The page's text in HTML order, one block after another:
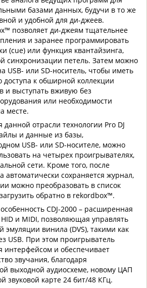
базами данных, будучи в то же
и удобной для ди-джеев.
позволяет ди-джеям тщательнее
и заранее программировать
(cue) или функция квантайзинга,
синхронизации петель. Затем можно
USB- или SD-носитель, чтобы иметь
доступа к обширной коллекции
и выступать вживую без
или необходимости
месте.
данной отрасли технологии Pro DJ
и данные из базы,
USB- или SD-носителе, можно
на четырех проигрывателях,
сети. Кроме того, после
автоматически сохраняется журнал,
можно преобразовать в список
обратно в rekordbox™.
CDJ-2000 – расширенная
и MIDI, позволяющая управлять
винила (DVS), такими как
USB. При этом проигрыватель
интерфейсом и обеспечивает
звучания, благодаря
выходной аудиосхеме, новому ЦАП
звуковой карте 24 бит/48 КГц.